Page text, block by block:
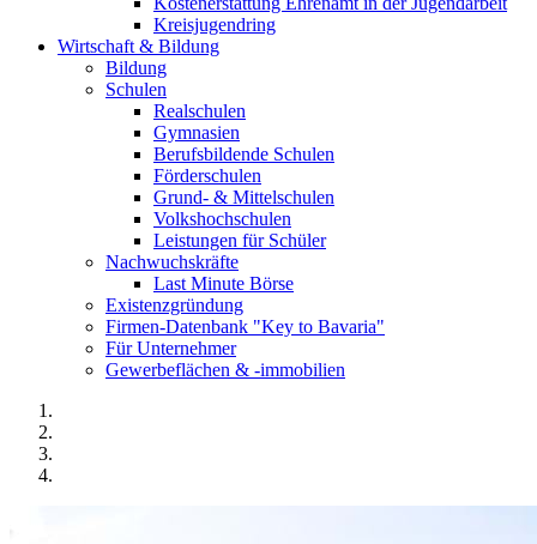
Kreisjugendring
Wirtschaft & Bildung
Bildung
Schulen
Realschulen
Gymnasien
Berufsbildende Schulen
Förderschulen
Grund- & Mittelschulen
Volkshochschulen
Leistungen für Schüler
Nachwuchskräfte
Last Minute Börse
Existenzgründung
Firmen-Datenbank "Key to Bavaria"
Für Unternehmer
Gewerbeflächen & -immobilien